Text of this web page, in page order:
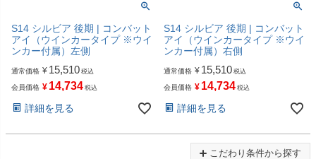
S14 シルビア 後期 | コンバット
アイ（ウインカータイプ ※ウイ
ンカー付属）左側
通常価格 ¥ 15,510 税込
会員価格 ¥ 14,734 税込
詳細を見る
S14 シルビア 後期 | コンバット
アイ（ウインカータイプ ※ウイ
ンカー付属）右側
通常価格 ¥ 15,510 税込
会員価格 ¥ 14,734 税込
詳細を見る
こだわり条件から探す